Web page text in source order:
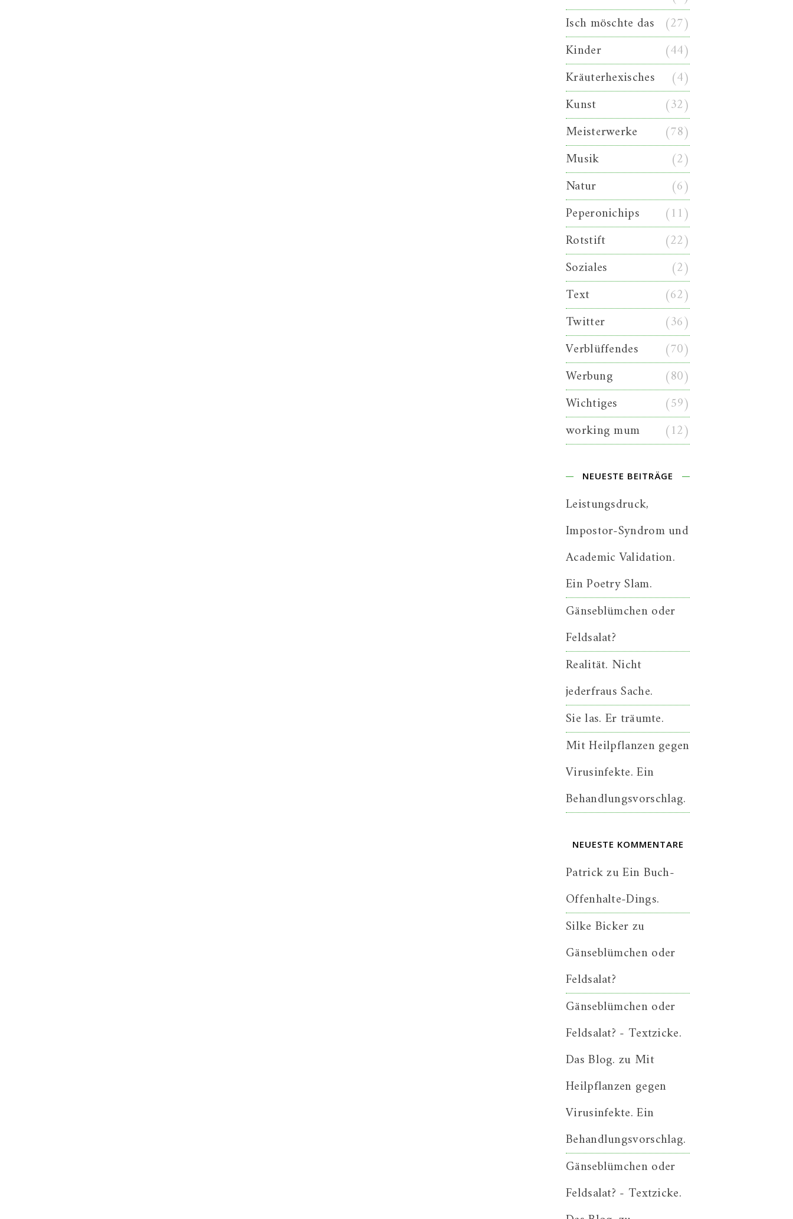
Isch möschte das (27)
Kinder
(44)
Kräuterhexisches
(4)
Kunst
(32)
Meisterwerke
(78)
Musik
(2)
Natur
(6)
Peperonichips
(11)
Rotstift
(22)
Soziales
(2)
Text
(62)
Twitter
(36)
Verblüffendes
(70)
Werbung
(80)
Wichtiges
(59)
working mum
(12)
NEUESTE BEITRÄGE
Leistungsdruck,
Impostor-Syndrom und
Academic Validation.
Ein Poetry Slam.
Gänseblümchen oder
Feldsalat?
Realität. Nicht
jederfraus Sache.
Sie las. Er träumte.
Mit Heilpflanzen gegen
Virusinfekte. Ein
Behandlungsvorschlag.
NEUESTE KOMMENTARE
PatrickzuEin Buch-
Offenhalte-Dings.
Silke Bickerzu
Gänseblümchen oder
Feldsalat?
Gänseblümchen oder
Feldsalat? - Textzicke.
Das Blog. zu Mit
Heilpflanzen gegen
Virusinfekte. Ein
Behandlungsvorschlag.
Gänseblümchen oder
Feldsalat? - Textzicke.